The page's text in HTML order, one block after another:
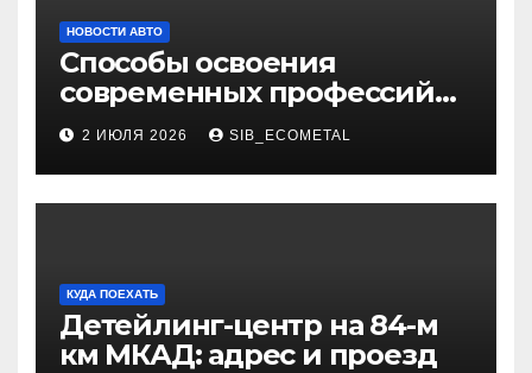
НОВОСТИ АВТО
Способы освоения
современных профессий
через онлайн-курсы
2 ИЮЛЯ 2026 SIB_ECOMETAL
КУДА ПОЕХАТЬ
Детейлинг-центр на 84-м
км МКАД: адрес и проезд